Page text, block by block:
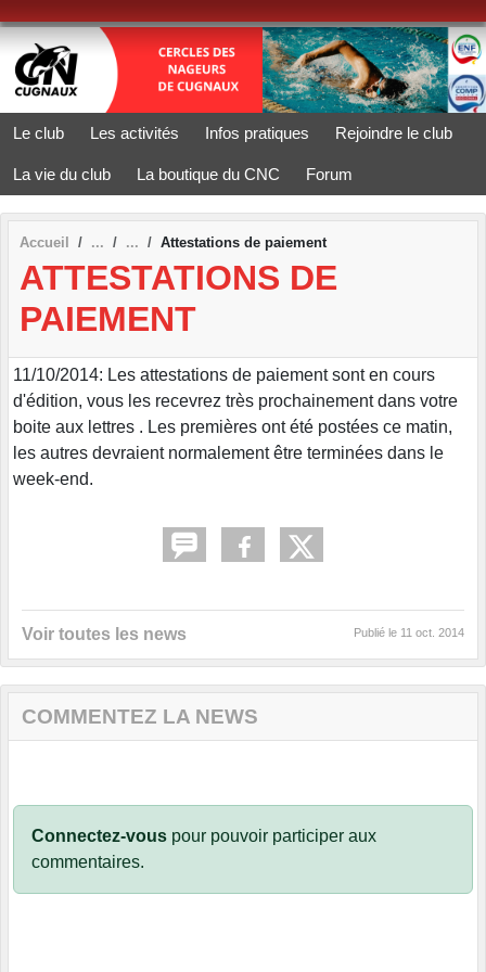
Le club Les activités Infos pratiques Rejoindre le club
La vie du club La boutique du CNC Forum
Accueil Attestations de paiement
ATTESTATIONS DE
PAIEMENT
11/10/2014: Les attestations de paiement sont en cours
d'édition, vous les recevrez très prochainement dans votre
boite aux lettres . Les premières ont été postées ce matin,
les autres devraient normalement être terminées dans le
week-end.
Voir toutes les news Publié le 11 oct. 2014
COMMENTEZ LA NEWS
Connectez-vous pour pouvoir participer aux
commentaires.